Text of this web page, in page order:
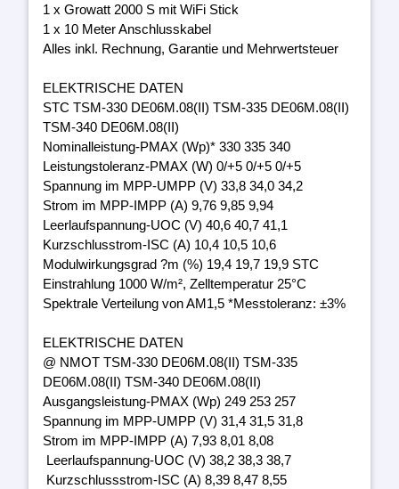
1 x Growatt 2000 S mit WiFi Stick
1 x 10 Meter Anschlusskabel
Alles inkl. Rechnung, Garantie und Mehrwertsteuer
ELEKTRISCHE DATEN
STC TSM-330 DE06M.08(II) TSM-335 DE06M.08(II)
TSM-340 DE06M.08(II)
Nominalleistung-PMAX (Wp)* 330 335 340
Leistungstoleranz-PMAX (W) 0/+5 0/+5 0/+5
Spannung im MPP-UMPP (V) 33,8 34,0 34,2
Strom im MPP-IMPP (A) 9,76 9,85 9,94
Leerlaufspannung-UOC (V) 40,6 40,7 41,1
Kurzschlusstrom-ISC (A) 10,4 10,5 10,6
Modulwirkungsgrad ?m (%) 19,4 19,7 19,9 STC
Einstrahlung 1000 W/m², Zelltemperatur 25°C
Spektrale Verteilung von AM1,5 *Messtoleranz: ±3%
ELEKTRISCHE DATEN
@ NMOT TSM-330 DE06M.08(II) TSM-335
DE06M.08(II) TSM-340 DE06M.08(II)
Ausgangsleistung-PMAX (Wp) 249 253 257
Spannung im MPP-UMPP (V) 31,4 31,5 31,8
Strom im MPP-IMPP (A) 7,93 8,01 8,08
Leerlaufspannung-UOC (V) 38,2 38,3 38,7
Kurzschlussstrom-ISC (A) 8,39 8,47 8,55